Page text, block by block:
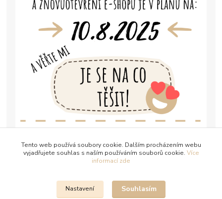
Tento web používá soubory cookie. Dalším procházením webu
vyjadřujete souhlas s naším používáním souborů cookie. Více
informací zde
Nastavení Souhlasím